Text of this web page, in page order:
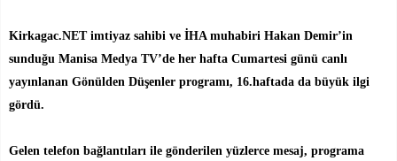
Kirkagac.NET imtiyaz sahibi ve İHA muhabiri Hakan Demir’in
sunduğu Manisa Medya TV’de her hafta Cumartesi günü canlı
yayınlanan Gönülden Düşenler programı, 16.haftada da büyük ilgi
gördü.
Gelen telefon bağlantıları ile gönderilen yüzlerce mesaj, programa